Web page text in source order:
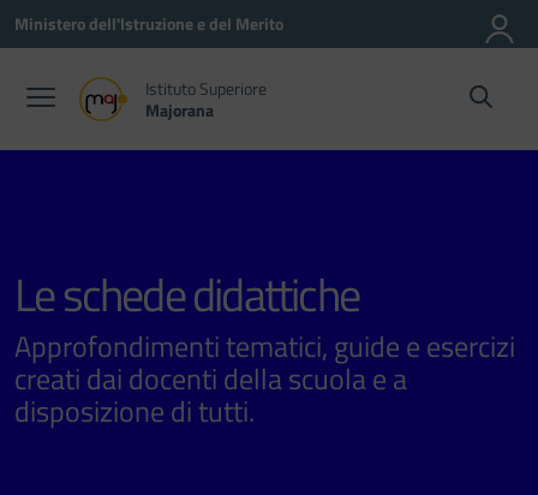
Vai ai contenuti
Vai al menu di navigazione
Vai al footer
Ministero dell'Istruzione e del Merito
Istituto Superiore
Majorana
Le schede didattiche
Approfondimenti tematici, guide e esercizi
creati dai docenti della scuola e a
disposizione di tutti.